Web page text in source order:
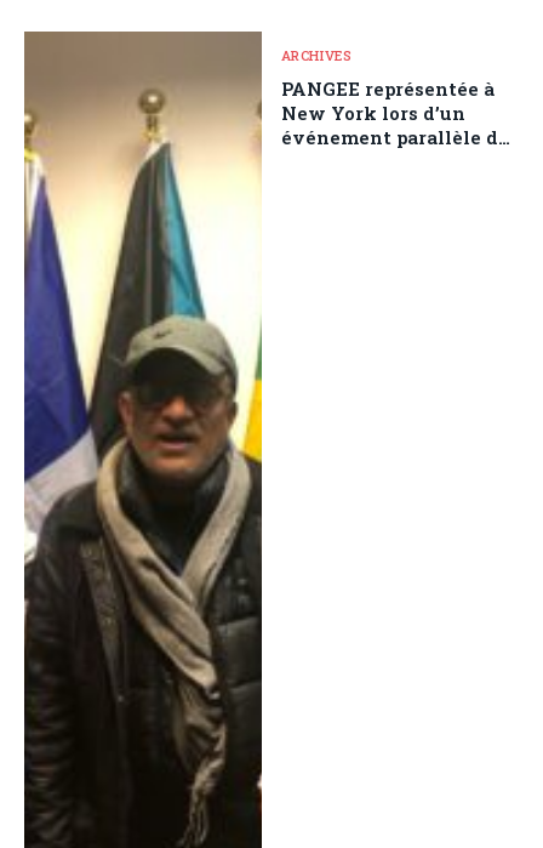
ARCHIVES
PANGEE représentée à
New York lors d’un
événement parallèle de